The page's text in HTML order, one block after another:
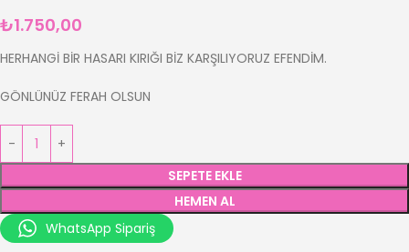
₺1.750,00
HERHANGİ BİR HASARI KIRIĞI BİZ KARŞILIYORUZ EFENDİM.
GÖNLÜNÜZ FERAH OLSUN
SEPETE EKLE
HEMEN AL
WhatsApp Sipariş